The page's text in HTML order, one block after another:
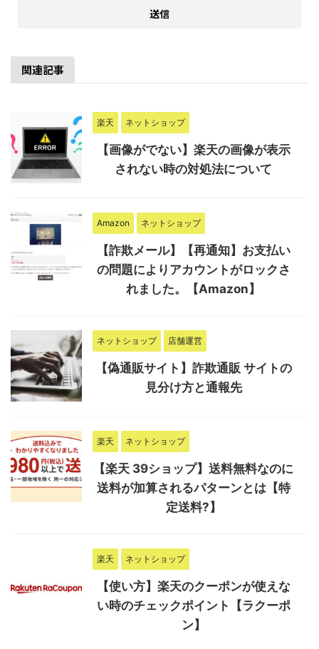
関連記事
楽天 ネットショップ
【画像がでない】楽天の画像が表示
されない時の対処法について
Amazon ネットショップ
【詐欺メール】【再通知】お支払い
の問題によりアカウントがロックさ
れました。【Amazon】
ネットショップ 店舗運営
【偽通販サイト】詐欺通販 サイトの
見分け方と通報先
楽天 ネットショップ
【楽天 39ショップ】送料無料なのに
送料が加算されるパターンとは【特
定送料?】
楽天 ネットショップ
【使い方】楽天のクーポンが使えな
い時のチェックポイント【ラクーポ
ン】